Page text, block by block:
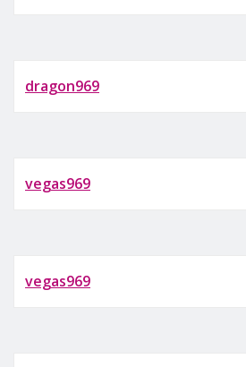
dragon969
vegas969
vegas969